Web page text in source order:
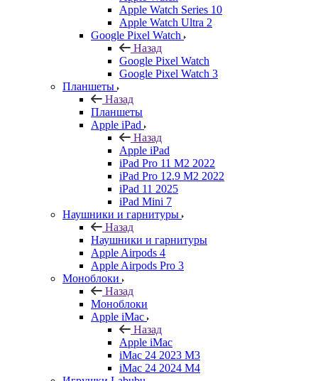
Apple Watch Series 10
Apple Watch Ultra 2
Google Pixel Watch
Назад
Google Pixel Watch
Google Pixel Watch 3
Планшеты
Назад
Планшеты
Apple iPad
Назад
Apple iPad
iPad Pro 11 M2 2022
iPad Pro 12.9 M2 2022
iPad 11 2025
iPad Mini 7
Наушники и гарнитуры
Назад
Наушники и гарнитуры
Apple Airpods 4
Apple Airpods Pro 3
Моноблоки
Назад
Моноблоки
Apple iMac
Назад
Apple iMac
iMac 24 2023 M3
iMac 24 2024 M4